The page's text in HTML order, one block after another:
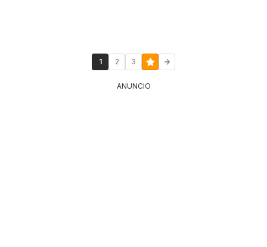
1 2 3
ANUNCIO